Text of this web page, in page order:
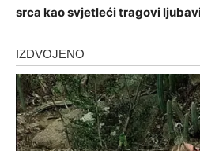
srca kao svjetleći tragovi